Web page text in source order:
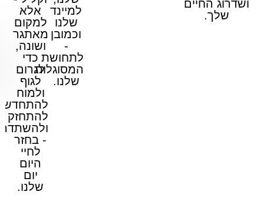
החיים
שלך.
למיינד
שלנו
וכמובן
לתחושת
המסוגלות
שלנו.
אלא
למקום
מאתגר
ושונה,
כדי
לגרום
לגוף
ולמוח
להתחדש,
להתחזק
ולהשתדרג
- בחזר
שלנו.